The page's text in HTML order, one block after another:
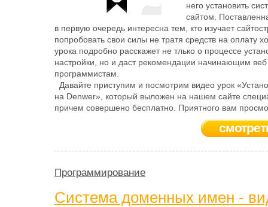
него установить
сайтом.
в первую очередь интересна тем, кто изучает
попробовать свои силы не тратя средств на оплату
урока подробно расскажет не тлько о процессе
настройки, но и даст рекомендации начинающим
программистам.
Давайте приступим и посмотрим видео урок
на Denwer», который выложен на нашем сайте
причем совершено бесплатно. Приятного вам
Программирование
Система доменных имен -